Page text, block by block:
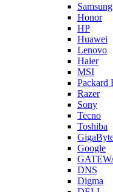
Samsung
Honor
HP
Huawei
Lenovo
Haier
MSI
Packard
Razer
Sony
Tecno
Toshiba
Google
DNS
Digma